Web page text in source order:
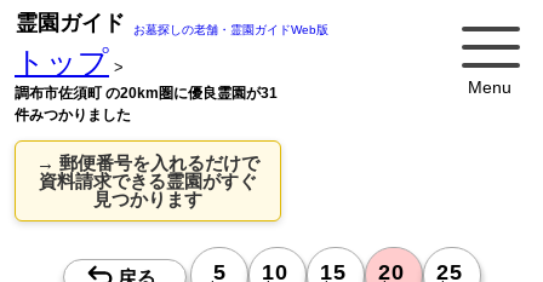
Menu
霊園ガイド お墓探しの老舗・霊園ガイドWeb版
トップ >
調布市佐須町 の20km圏に優良霊園が31
件みつかりました
→ 郵便番号を入れるだけで
資料請求できる霊園がすぐ
見つかります